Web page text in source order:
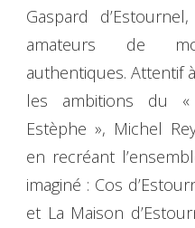
Gaspard
amateurs de
authentiques. Attentif
les ambitions du «
Estèphe », Michel
en recréant
imaginé : Cos
et La Maison